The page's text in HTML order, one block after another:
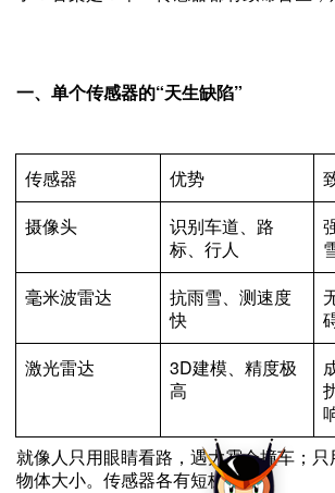
双剑合璧：Meteor与Genario如何斩断自动驾驶的
一、单个传感器的“天生缺陷”
传感器 优势
摄像头
识别车道、路
标、行人
毫米波雷达
抗雨雪、测速度
快
激光雷达
3D建模、精度极
高
就像人只用眼睛看路，遇大雾会撞车；
物体大小。传感器各有短板。